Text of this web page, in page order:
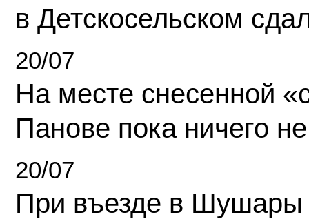
в Детскосельском
20/07
На месте снесенной
Панове пока ничего
20/07
При въезде в Шушары